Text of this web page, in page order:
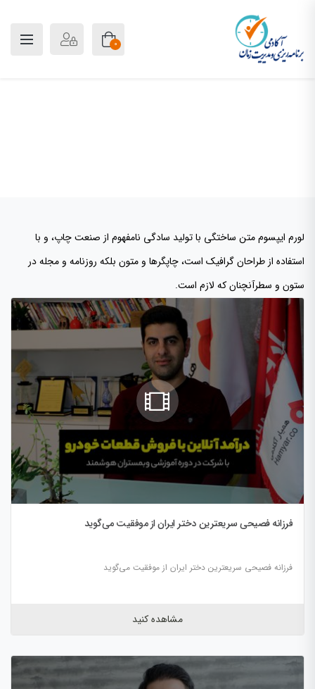
0
لورم ایپسوم متن ساختگی با تولید سادگی نامفهوم از صنعت چاپ، و با
استفاده از طراحان گرافیک است، چاپگرها و متون بلکه روزنامه و مجله در
ستون و سطرآنچنان که لازم است.
فرزانه فصیحی سریعترین دختر ایران از موفقیت می‌گوید
فرزانه فصیحی سریعترین دختر ایران از موفقیت می‌گوید
مشاهده کنید